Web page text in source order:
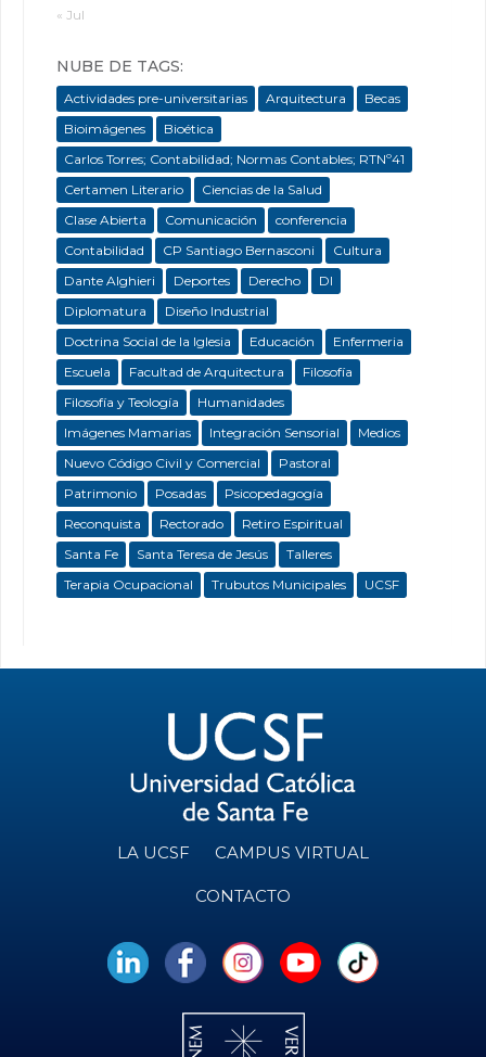
« Jul
NUBE DE TAGS:
Actividades pre-universitarias Arquitectura
Becas
Bioimágenes
Bioética
Carlos Torres; Contabilidad; Normas Contables; RTNº41
Certamen Literario
Ciencias de la Salud
Clase Abierta
Comunicación
conferencia
Contabilidad
CP Santiago Bernasconi
Cultura
Dante Alghieri
Deportes Derecho
DI
Diplomatura
Diseño Industrial
Doctrina Social de la Iglesia
Educación
Enfermeria
Escuela
Facultad de Arquitectura
Filosofía
Filosofía y Teología
Humanidades
Imágenes Mamarias
Integración Sensorial
Medios
Nuevo Código Civil y Comercial
Pastoral
Patrimonio
Posadas
Psicopedagogía
Reconquista
Rectorado
Retiro Espiritual
Santa Fe
Santa Teresa de Jesús
Talleres
Terapia Ocupacional
Trubutos Municipales UCSF
LA UCSF CAMPUS VIRTUAL
CONTACTO